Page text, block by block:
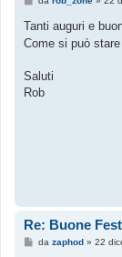
s
s
a
i
o
Tanti auguri e
Come si può
Saluti
Rob
Re: Buone
Mda zaphod » 22